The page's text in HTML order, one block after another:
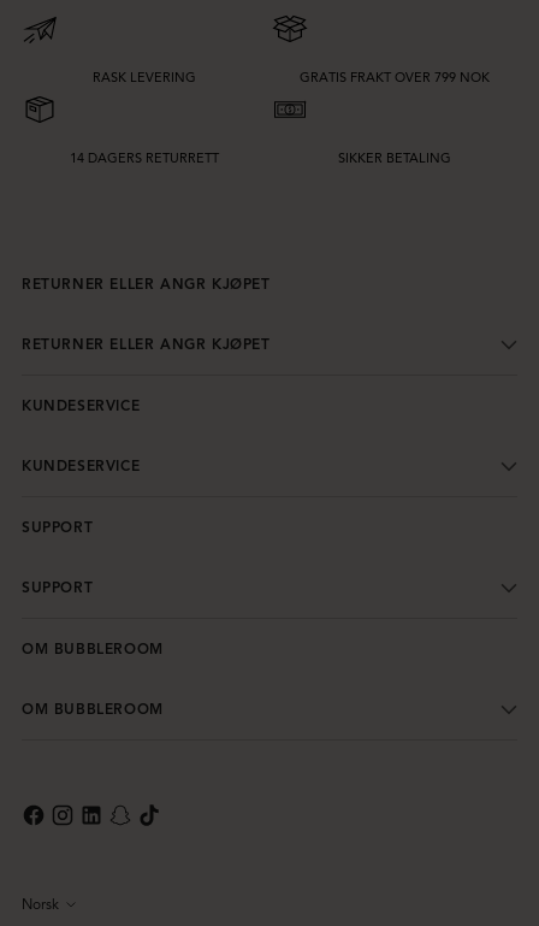
RASK LEVERING GRATIS FRAKT OVER 799 NOK
14 DAGERS RETURRETT SIKKER BETALING
RETURNER ELLER ANGR KJØPET
RETURNER ELLER ANGR KJØPET
KUNDESERVICE
KUNDESERVICE
SUPPORT
SUPPORT
OM BUBBLEROOM
OM BUBBLEROOM
Språk
Norsk